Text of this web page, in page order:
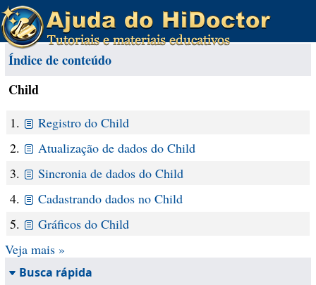
Índice de conteúdo
Child
1.
Registro do Child
2.
Atualização de dados do Child
3.
Sincronia de dados do Child
4.
Cadastrando dados no Child
5.
Gráficos do Child
Veja mais »
Busca rápida